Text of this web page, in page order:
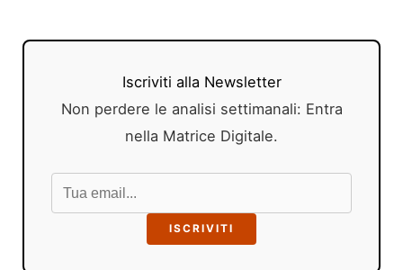
Iscriviti alla Newsletter
Non perdere le analisi settimanali: Entra
nella Matrice Digitale.
ISCRIVITI